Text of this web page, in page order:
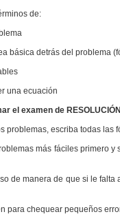
de:
detrás del problema
ecuación
el examen de
escriba todas las
más fáciles primero y
manera de que si le falta
chequear pequeños